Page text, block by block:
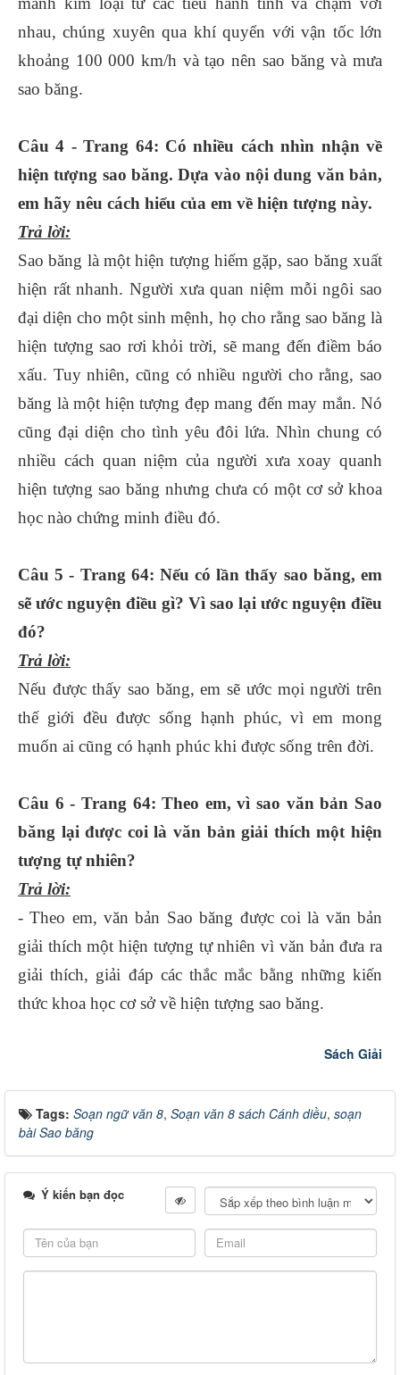
nhau, chúng xuyên qua khí quyển với vận tốc lớn
khoảng 100 000 km/h và tạo nên sao băng và mưa
sao băng.
Câu 4 - Trang 64: Có nhiều cách nhìn nhận về
hiện tượng sao băng. Dựa vào nội dung văn bản,
em hãy nêu cách hiểu của em về hiện tượng này.
Trả lời:
Sao băng là một hiện tượng hiếm gặp, sao băng xuất
hiện rất nhanh. Người xưa quan niệm mỗi ngôi sao
đại diện cho một sinh mệnh, họ cho rằng sao băng là
hiện tượng sao rơi khỏi trời, sẽ mang đến điềm báo
xấu. Tuy nhiên, cũng có nhiều người cho rằng, sao
băng là một hiện tượng đẹp mang đến may mắn. Nó
cũng đại diện cho tình yêu đôi lứa. Nhìn chung có
nhiều cách quan niệm của người xưa xoay quanh
hiện tượng sao băng nhưng chưa có một cơ sở khoa
học nào chứng minh điều đó.
Câu 5 - Trang 64: Nếu có lần thấy sao băng, em
sẽ ước nguyện điều gì? Vì sao lại ước nguyện điều
đó?
Trả lời:
Nếu được thấy sao băng, em sẽ ước mọi người trên
thế giới đều được sống hạnh phúc, vì em mong
muốn ai cũng có hạnh phúc khi được sống trên đời.
Câu 6 - Trang 64: Theo em, vì sao văn bản Sao
băng lại được coi là văn bản giải thích một hiện
tượng tự nhiên?
Trả lời:
- Theo em, văn bản Sao băng được coi là văn bản
giải thích một hiện tượng tự nhiên vì văn bản đưa ra
giải thích, giải đáp các thắc mắc bằng những kiến
thức khoa học cơ sở về hiện tượng sao băng.
Sách Giải
Tags: Soạn ngữ văn 8, Soạn văn 8 sách Cánh diều, soạn
bài Sao băng
Ý kiến bạn đọc